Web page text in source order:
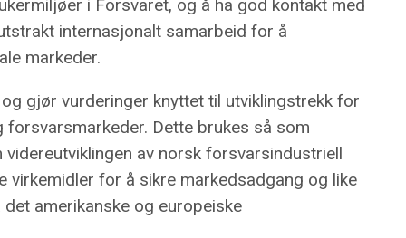
i Forsvaret, og å ha god kontakt med
internasjonalt samarbeid for å
markeder.
gjør vurderinger knyttet til utviklingstrekk for
Dette brukes så som
av norsk forsvarsindustriell
virkemidler for å sikre markedsadgang og like
amerikanske og europeiske